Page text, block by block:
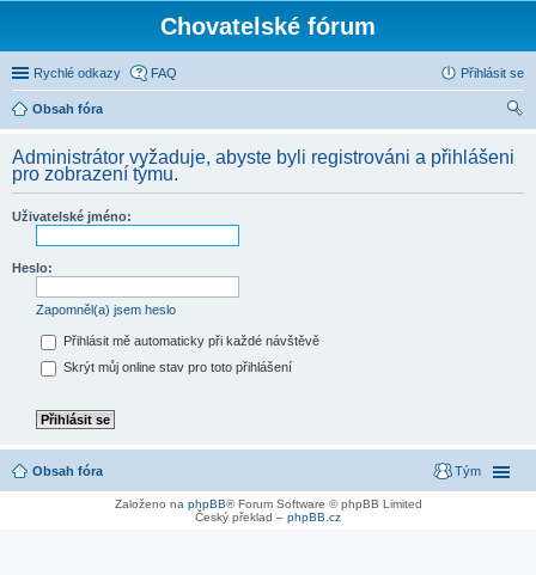
Chovatelské fórum
Rychlé odkazy FAQ Přihlásit se
Obsah fóra
Administrátor vyžaduje, abyste byli registrováni a přihlášeni
pro zobrazení týmu.
Uživatelské jméno:
Heslo:
Zapomněl(a) jsem heslo
Přihlásit mě automaticky při každé návštěvě
Skrýt můj online stav pro toto přihlášení
Obsah fóra Tým
Založeno na phpBB® Forum Software © phpBB Limited
Český překlad – phpBB.cz